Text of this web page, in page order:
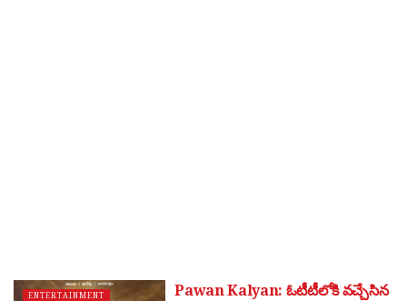
ENTERTAINMENT
Pawan Kalyan: ఓటీటీలోకి వచ్చేసిన